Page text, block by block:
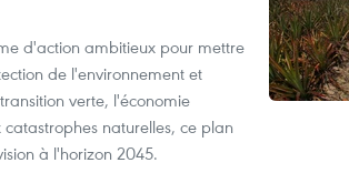
d'action ambitieux pour mettre
de l'environnement et
verte, l'économie
naturelles, ce plan
à l'horizon 2045.